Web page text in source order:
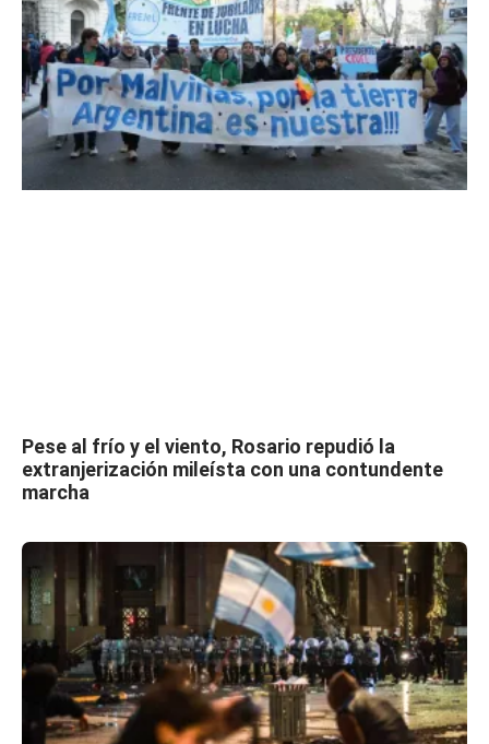
Pese al frío y el viento, Rosario repudió la
extranjerización mileísta con una contundente
marcha